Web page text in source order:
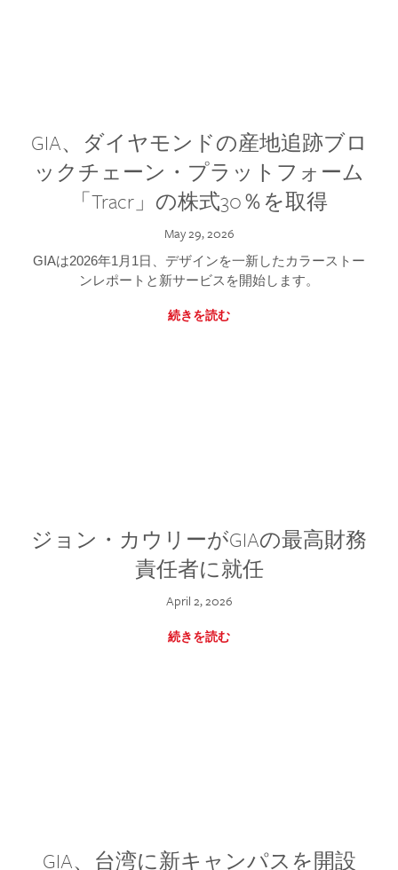
GIA、ダイヤモンドの産地追跡ブロ
ックチェーン・プラットフォーム
「Tracr」の株式30％を取得
May 29, 2026
GIAは2026年1月1日、デザインを一新したカラーストー
ンレポートと新サービスを開始します。
続きを読む
ジョン・カウリーがGIAの最高財務
責任者に就任
April 2, 2026
続きを読む
GIA、台湾に新キャンパスを開設